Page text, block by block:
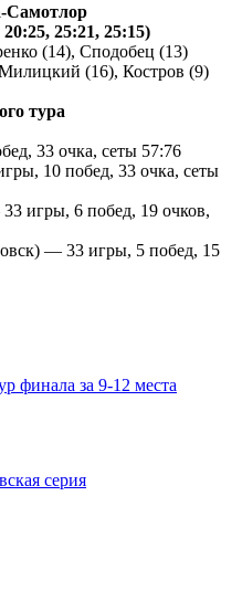
Самотлор
25:21, 25:15)
(14), Сподобец (13)
(16), Костров (9)
тура
33 очка, сеты 57:76
10 побед, 33 очка, сеты
игры, 6 побед, 19 очков,
— 33 игры, 5 побед, 15
финала за 9-12 места
серия